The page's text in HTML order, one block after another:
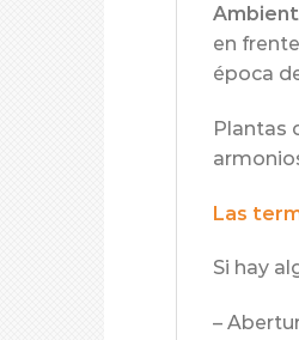
en
época
Plantas
Las
Si hay
–